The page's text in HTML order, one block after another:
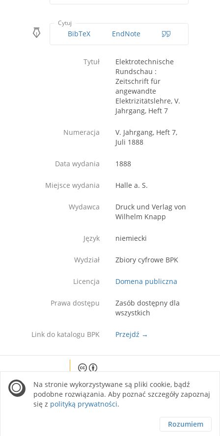
Cytuj
BibTeX EndNote
Tytuł
Elektrotechnische
Rundschau :
Zeitschrift für
angewandte
Elektrizitätslehre, V.
Jahrgang, Heft 7
Numeracja
V. Jahrgang, Heft 7,
Juli 1888
Data wydania 1888
Miejsce wydania Halle a. S.
Wydawca
Druck und Verlag von
Wilhelm Knapp
Język niemiecki
Wydział Zbiory cyfrowe BPK
Licencja Domena publiczna
Prawa dostępu
Zasób dostępny dla
wszystkich
Link do katalogu BPK Przejdź →
site is licensed under a Creative Commons
Attribution 4.0 International license.
Na stronie wykorzystywane są pliki cookie, bądź
podobne rozwiązania. Aby poznać szczegóły zapoznaj
się z polityką prywatności.
Rozumiem